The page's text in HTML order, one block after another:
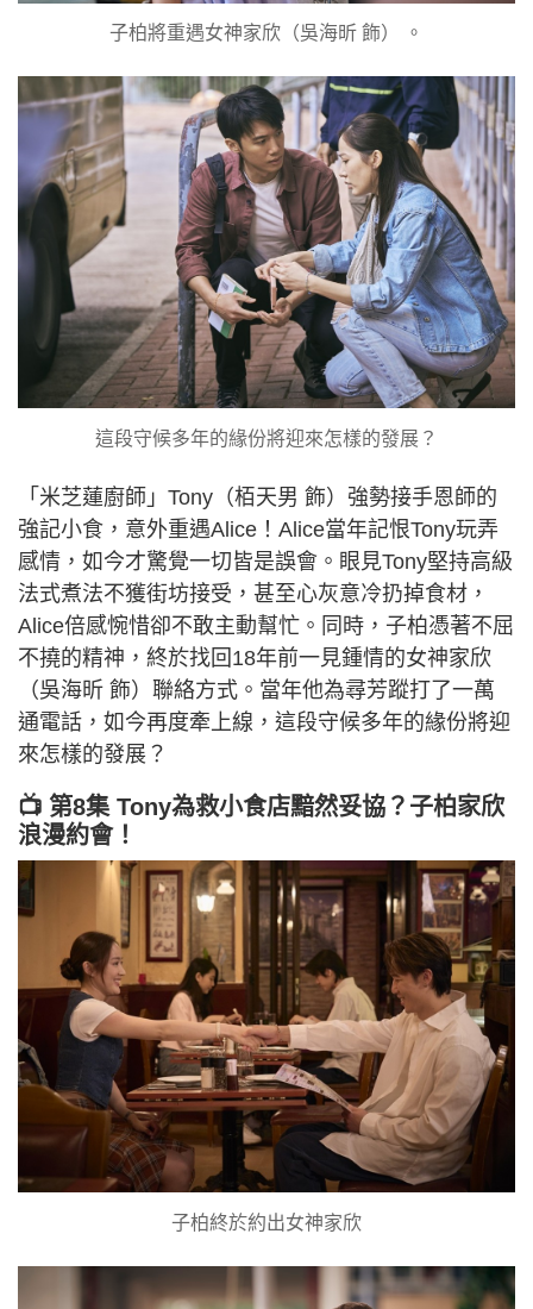
子柏將重遇女神家欣（吳海昕 飾） 。
這段守候多年的緣份將迎來怎樣的發展？
「米芝蓮廚師」Tony（栢天男 飾）強勢接手恩師的
強記小食，意外重遇Alice！Alice當年記恨Tony玩弄
感情，如今才驚覺一切皆是誤會。眼見Tony堅持高級
法式煮法不獲街坊接受，甚至心灰意冷扔掉食材，
Alice倍感惋惜卻不敢主動幫忙。同時，子柏憑著不屈
不撓的精神，終於找回18年前一見鍾情的女神家欣
（吳海昕 飾）聯絡方式。當年他為尋芳蹤打了一萬
通電話，如今再度牽上線，這段守候多年的緣份將迎
來怎樣的發展？
📺 第8集 Tony為救小食店黯然妥協？子柏家欣
浪漫約會！
子柏終於約出女神家欣